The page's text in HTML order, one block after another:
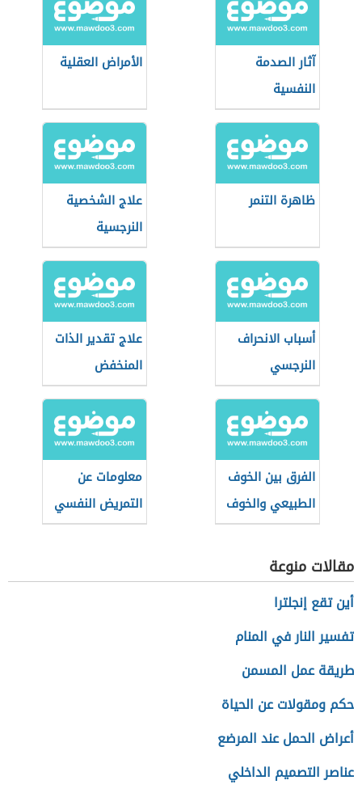
آثار الصدمة
النفسية
الأمراض العقلية
ظاهرة التنمر
علاج الشخصية
النرجسية
أسباب الانحراف
النرجسي
علاج تقدير الذات
المنخفض
الفرق بين الخوف
الطبيعي والخوف
المرضي
معلومات عن
التمريض النفسي
(تمريض الصحة
مقالات منوعة
أين تقع إنجلترا
تفسير النار في المنام
طريقة عمل المسمن
حكم ومقولات عن الحياة
أعراض الحمل عند المرضع
عناصر التصميم الداخلي